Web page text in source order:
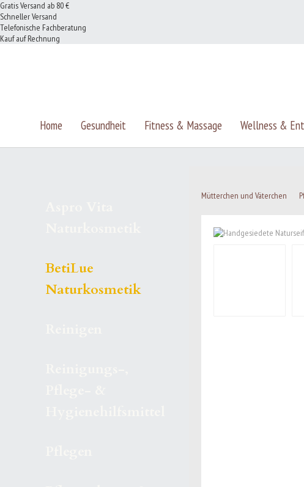
Gratis Versand ab 80 €
Schneller Versand
Telefonische Fachberatung
Kauf auf Rechnung
Home Gesundheit Fitness & Massage Wellness &
BetiLue
Naturkosmetik
Mütterchen und Väterchen